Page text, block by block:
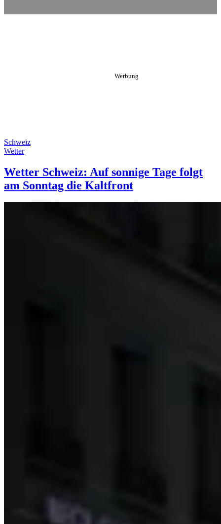
Schweiz
Wetter
Wetter Schweiz: Auf sonnige Tage folgt
am Sonntag die Kaltfront